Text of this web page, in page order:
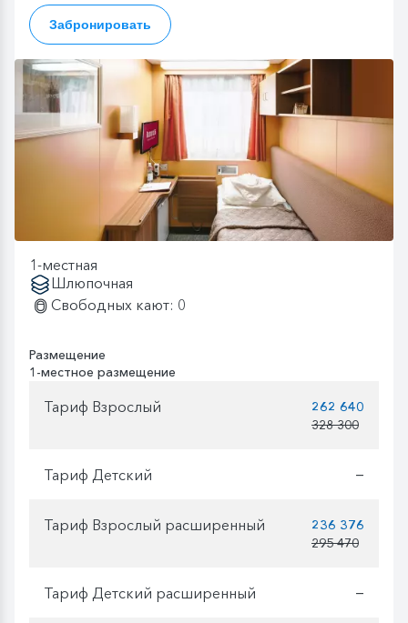
Забронировать
1-местная
Шлюпочная
Свободных кают: 0
Размещение
1-местное размещение
Тариф Взрослый
262 640
328 300
Тариф Детский —
Тариф Взрослый расширенный
236 376
295 470
Тариф Детский расширенный —